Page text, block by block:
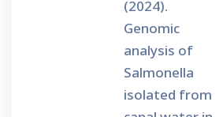
(2024).
Genomic
analysis of
Salmonella
isolated from